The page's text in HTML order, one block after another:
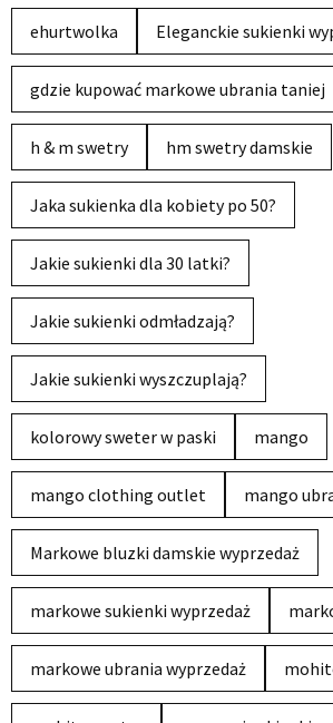
ehurtwolka Eleganckie sukienki
gdzie kupować markowe ubrania taniej
h & m swetry hm swetry damskie
Jaka sukienka dla kobiety po 50?
Jakie sukienki dla 30 latki?
Jakie sukienki odmładzają?
Jakie sukienki wyszczuplają?
kolorowy sweter w paski mango
mango clothing outlet mango
Markowe bluzki damskie wyprzedaż
markowe sukienki wyprzedaż
markowe ubrania wyprzedaż